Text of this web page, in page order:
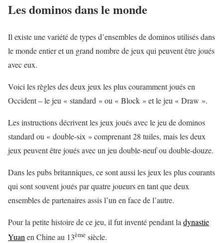
Les dominos dans le monde
Il existe une variété de types d’ensembles de dominos utilisés dans
le monde entier et un grand nombre de jeux qui peuvent être joués
avec eux.
Voici les règles des deux jeux les plus couramment joués en
Occident – le jeu « standard » ou « Block » et le jeu « Draw ».
Les instructions décrivent les jeux joués avec le jeu de dominos
standard ou « double-six » comprenant 28 tuiles, mais les deux
jeux peuvent être joués avec un jeu double-neuf ou double-douze.
Dans les pubs britanniques, ce sont aussi les jeux les plus courants
qui sont souvent joués par quatre joueurs en tant que deux
ensembles de partenaires assis l’un en face de l’autre.
Pour la petite histoire de ce jeu, il fut inventé pendant ladynastie
Yuanen Chine au 13ème siècle.